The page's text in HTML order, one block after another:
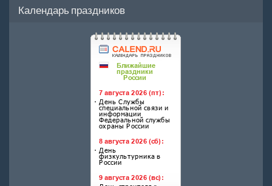
Календарь праздников